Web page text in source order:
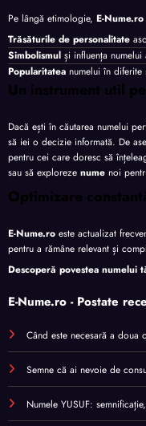
Pe lângă etimologie, E-Nume.ro
Trăsăturile de personalitate
Simbolismul și influența
Popularitatea numelui în
Un instrument util
Dacă ești în căutarea numelui
să iei o decizie informată. De
pentru cei care doresc să
sau să exploreze nume noi
Optimizare
E-Nume.ro este actualizat
pentru a rămâne relevant și
Descoperă povestea numelui
E-Nume.ro - Postate
Când este necesară a
Semne că ai nevoie de
Numele YUSUF: